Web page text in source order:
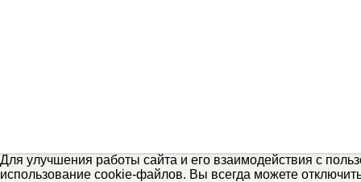
Для улучшения работы сайта и его взаимодействия с
использование cookie-файлов. Вы всегда можете